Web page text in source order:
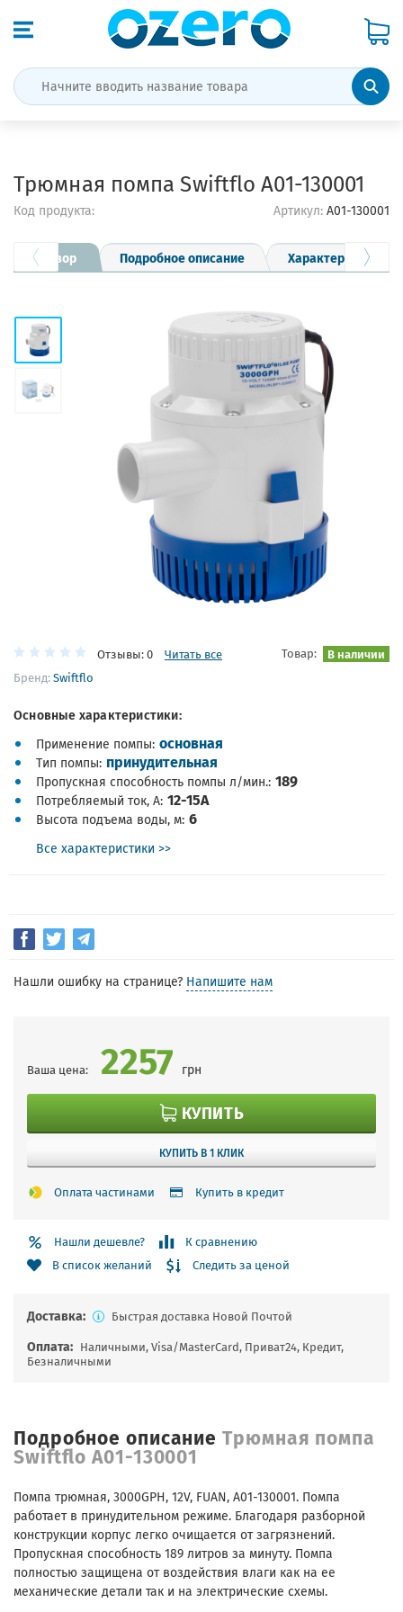
Трюмная помпа Swiftflo A01-130001
Код продукта: Артикул: A01-130001
Обзор Подробное описание Характеристики
Отзывы: 0 Читать все Товар: В наличии
Бренд:Swiftflo
Основные характеристики:
Применение помпы основная
Тип помпы принудительная
Пропускная способность помпы л/мин. 189
Потребляемый ток, А 12-15А
Высота подъема воды, м 6
Все характеристики >>
Нашли ошибку на странице? Напишите нам
Ваша цена: 2257 грн
КУПИТЬ
КУПИТЬ В 1 КЛИК
Оплата частинами Купить в кредит
Нашли дешевле?
К сравнению
В список желаний
Следить за ценой
Доставка: Быстрая доставка Новой Почтой
Оплата: Наличными, Visa/MasterCard, Приват24, Кредит,
Безналичными
Подробное описаниеТрюмная помпа
Swiftflo A01-130001
Помпа трюмная, 3000GPH, 12V, FUAN, A01-130001. Помпа
работает в принудительном режиме. Благодаря разборной
конструкции корпус легко очищается от загрязнений.
Пропускная способность 189 литров за минуту. Помпа
полностью защищена от воздействия влаги как на ее
механические детали так и на электрические схемы.